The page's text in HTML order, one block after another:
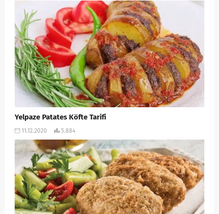
Yelpaze Patates Köfte Tarifi
11.12.2020 5.884